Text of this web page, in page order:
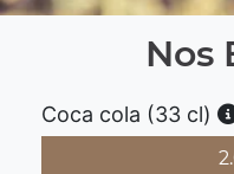
Nos
Coca cola (33 cl)